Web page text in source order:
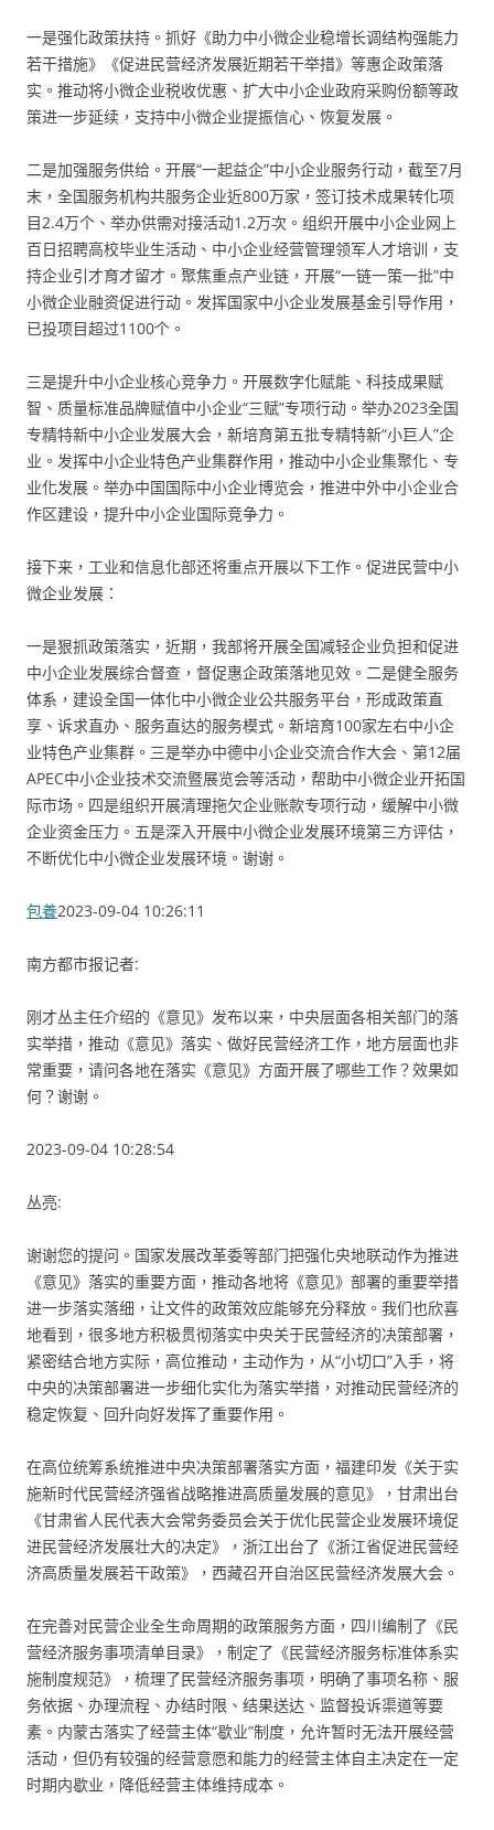
一是强化政策扶持。抓好《助力中小微企业稳增长调结构强能力
若干措施》《促进民营经济发展近期若干举措》等惠企政策落
实。推动将小微企业税收优惠、扩大中小企业政府采购份额等政
策进一步延续，支持中小微企业提振信心、恢复发展。
二是加强服务供给。开展“一起益企”中小企业服务行动，截至7月
末，全国服务机构共服务企业近800万家，签订技术成果转化项
目2.4万个、举办供需对接活动1.2万次。组织开展中小企业网上
百日招聘高校毕业生活动、中小企业经营管理领军人才培训，支
持企业引才育才留才。聚焦重点产业链，开展“一链一策一批”中
小微企业融资促进行动。发挥国家中小企业发展基金引导作用，
已投项目超过1100个。
三是提升中小企业核心竞争力。开展数字化赋能、科技成果赋
智、质量标准品牌赋值中小企业“三赋”专项行动。举办2023全国
专精特新中小企业发展大会，新培育第五批专精特新“小巨人”企
业。发挥中小企业特色产业集群作用，推动中小企业集聚化、专
业化发展。举办中国国际中小企业博览会，推进中外中小企业合
作区建设，提升中小企业国际竞争力。
接下来，工业和信息化部还将重点开展以下工作。促进民营中小
微企业发展：
一是狠抓政策落实，近期，我部将开展全国减轻企业负担和促进
中小企业发展综合督查，督促惠企政策落地见效。二是健全服务
体系，建设全国一体化中小微企业公共服务平台，形成政策直
享、诉求直办、服务直达的服务模式。新培育100家左右中小企
业特色产业集群。三是举办中德中小企业交流合作大会、第12届
APEC中小企业技术交流暨展览会等活动，帮助中小微企业开拓国
际市场。四是组织开展清理拖欠企业账款专项行动，缓解中小微
企业资金压力。五是深入开展中小微企业发展环境第三方评估，
不断优化中小微企业发展环境。谢谢。
包養2023-09-04 10:26:11
南方都市报记者:
刚才丛主任介绍的《意见》发布以来，中央层面各相关部门的落
实举措，推动《意见》落实、做好民营经济工作，地方层面也非
常重要，请问各地在落实《意见》方面开展了哪些工作？效果如
何？谢谢。
2023-09-04 10:28:54
丛亮:
谢谢您的提问。国家发展改革委等部门把强化央地联动作为推进
《意见》落实的重要方面，推动各地将《意见》部署的重要举措
进一步落实落细，让文件的政策效应能够充分释放。我们也欣喜
地看到，很多地方积极贯彻落实中央关于民营经济的决策部署，
紧密结合地方实际，高位推动，主动作为，从“小切口”入手，将
中央的决策部署进一步细化实化为落实举措，对推动民营经济的
稳定恢复、回升向好发挥了重要作用。
在高位统筹系统推进中央决策部署落实方面，福建印发《关于实
施新时代民营经济强省战略推进高质量发展的意见》，甘肃出台
《甘肃省人民代表大会常务委员会关于优化民营企业发展环境促
进民营经济发展壮大的决定》，浙江出台了《浙江省促进民营经
济高质量发展若干政策》，西藏召开自治区民营经济发展大会。
在完善对民营企业全生命周期的政策服务方面，四川编制了《民
营经济服务事项清单目录》，制定了《民营经济服务标准体系实
施制度规范》，梳理了民营经济服务事项，明确了事项名称、服
务依据、办理流程、办结时限、结果送达、监督投诉渠道等要
素。内蒙古落实了经营主体“歇业”制度，允许暂时无法开展经营
活动，但仍有较强的经营意愿和能力的经营主体自主决定在一定
时期内歇业，降低经营主体维持成本。